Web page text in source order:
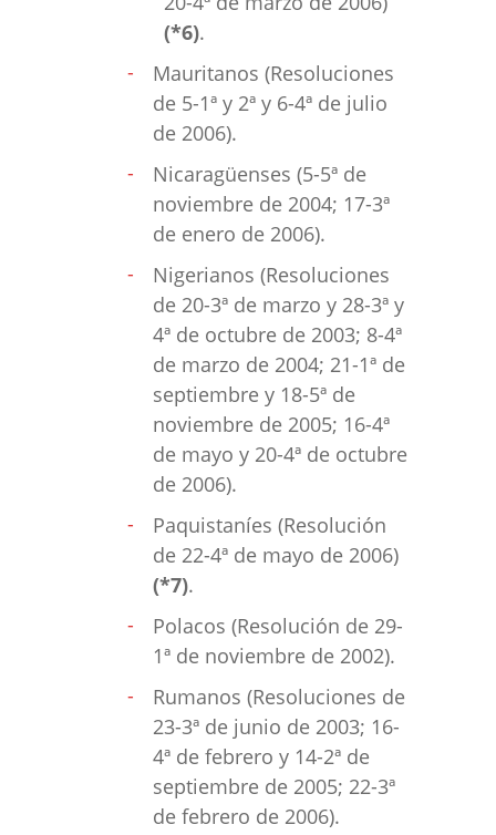
(*6).
Mauritanos (Resoluciones
de 5-1ª y 2ª y 6-4ª de julio
de 2006).
Nicaragüenses (5-5ª de
noviembre de 2004; 17-3ª
de enero de 2006).
Nigerianos (Resoluciones
de 20-3ª de marzo y 28-3ª y
4ª de octubre de 2003; 8-4ª
de marzo de 2004; 21-1ª de
septiembre y 18-5ª de
noviembre de 2005; 16-4ª
de mayo y 20-4ª de octubre
de 2006).
Paquistaníes (Resolución
de 22-4ª de mayo de 2006)
(*7).
Polacos (Resolución de 29-
1ª de noviembre de 2002).
Rumanos (Resoluciones de
23-3ª de junio de 2003; 16-
4ª de febrero y 14-2ª de
septiembre de 2005; 22-3ª
de febrero de 2006).